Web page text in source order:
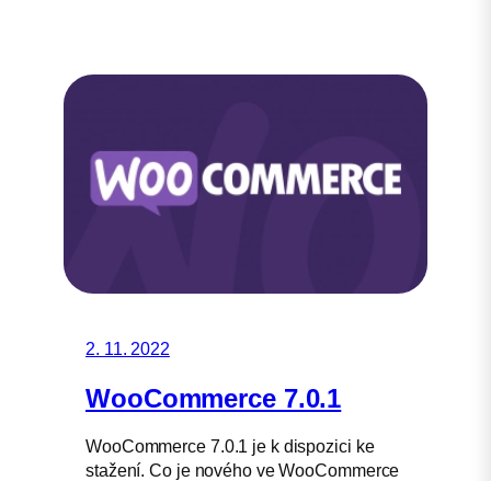
2. 11. 2022
WooCommerce 7.0.1
WooCommerce 7.0.1 je k dispozici ke
stažení. Co je nového ve WooCommerce